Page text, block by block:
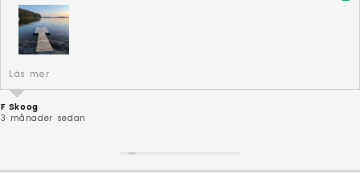
Svar från ägaren
Tack Fredrik för det fina omdömet om badbryggan och
båtslipen VR-2000E – och för fem stjärnor! ⭐⭐⭐⭐⭐
prylarna och hjälpen från oss. Stort tack även för de fina
Läs mer
F Skoog
3 månader sedan